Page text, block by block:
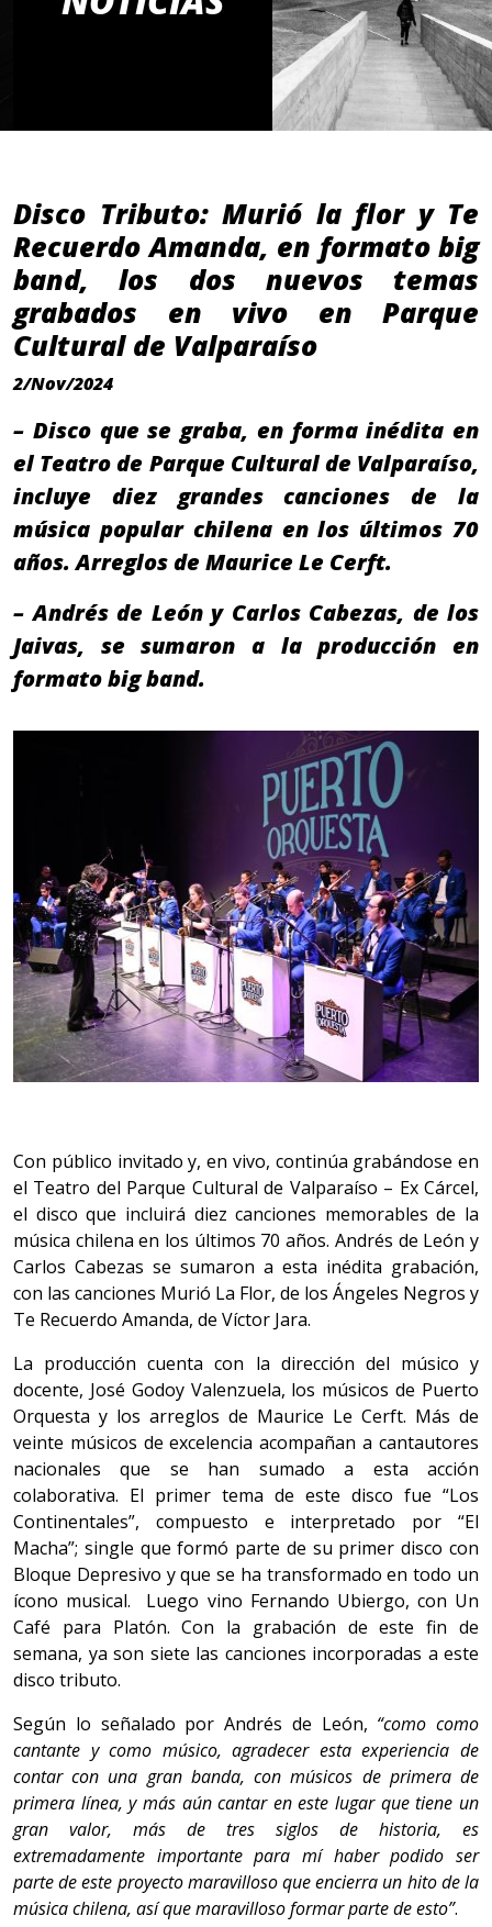
Disco Tributo: Murió la flor y Te
Recuerdo Amanda, en formato big
band, los dos nuevos temas
grabados en vivo en Parque
Cultural de Valparaíso
2/Nov/2024
– Disco que se graba, en forma inédita en
el Teatro de Parque Cultural de Valparaíso,
incluye diez grandes canciones de la
música popular chilena en los últimos 70
años. Arreglos de Maurice Le Cerft.
– Andrés de León y Carlos Cabezas, de los
Jaivas, se sumaron a la producción en
formato big band.
Con público invitado y, en vivo, continúa grabándose en
el Teatro del Parque Cultural de Valparaíso – Ex Cárcel,
el disco que incluirá diez canciones memorables de la
música chilena en los últimos 70 años. Andrés de León y
Carlos Cabezas se sumaron a esta inédita grabación,
con las canciones Murió La Flor, de los Ángeles Negros y
Te Recuerdo Amanda, de Víctor Jara.
La producción cuenta con la dirección del músico y
docente, José Godoy Valenzuela, los músicos de Puerto
Orquesta y los arreglos de Maurice Le Cerft. Más de
veinte músicos de excelencia acompañan a cantautores
nacionales que se han sumado a esta acción
colaborativa. El primer tema de este disco fue “Los
Continentales”, compuesto e interpretado por “El
Macha”; single que formó parte de su primer disco con
Bloque Depresivo y que se ha transformado en todo un
ícono musical. Luego vino Fernando Ubiergo, con Un
Café para Platón. Con la grabación de este fin de
semana, ya son siete las canciones incorporadas a este
disco tributo.
Según lo señalado por Andrés de León, “como como
cantante y como músico, agradecer esta experiencia de
contar con una gran banda, con músicos de primera de
primera línea, y más aún cantar en este lugar que tiene un
gran valor, más de tres siglos de historia, es
extremadamente importante para mí haber podido ser
parte de este proyecto maravilloso que encierra un hito de la
música chilena, así que maravilloso formar parte de esto”.